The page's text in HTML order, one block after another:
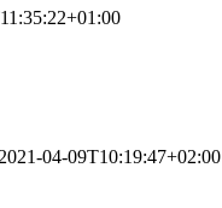
2021-04-09T10:19:47+02:00